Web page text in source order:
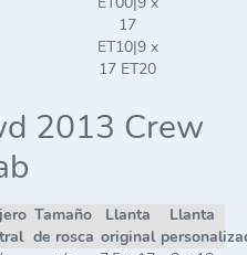
17
ET10|9 x
17 ET20
2013 Crew
Tamaño
de rosca
Llanta
original
Llanta